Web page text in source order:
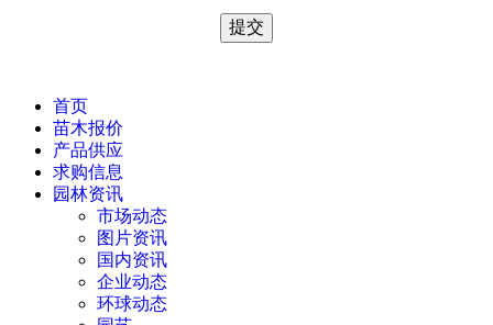
首页
苗木报价
产品供应
求购信息
园林资讯
市场动态
图片资讯
国内资讯
企业动态
环球动态